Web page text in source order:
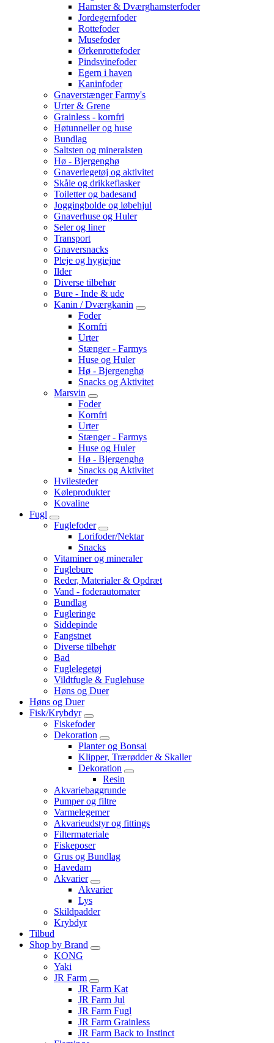
Hamster & Dværghamsterfoder
Jordegernfoder
Rottefoder
Musefoder
Ørkenrottefoder
Pindsvinefoder
Egern i haven
Kaninfoder
Gnaverstænger Farmy's
Urter & Grene
Grainless - kornfri
Høtunneller og huse
Bundlag
Saltsten og mineralsten
Hø - Bjergenghø
Gnaverlegetøj og aktivitet
Skåle og drikkeflasker
Toiletter og badesand
Joggingbolde og løbehjul
Gnaverhuse og Huler
Seler og liner
Transport
Gnaversnacks
Pleje og hygiejne
Ilder
Diverse tilbehør
Bure - Inde & ude
Kanin / Dværgkanin
Foder
Kornfri
Urter
Stænger - Farmys
Huse og Huler
Hø - Bjergenghø
Snacks og Aktivitet
Marsvin
Foder
Kornfri
Urter
Stænger - Farmys
Huse og Huler
Hø - Bjergenghø
Snacks og Aktivitet
Hvilesteder
Køleprodukter
Kovaline
Fugl
Fuglefoder
Lorifoder/Nektar
Snacks
Vitaminer og mineraler
Fuglebure
Reder, Materialer & Opdræt
Vand - foderautomater
Bundlag
Fugleringe
Siddepinde
Fangstnet
Diverse tilbehør
Bad
Fuglelegetøj
Vildtfugle & Fuglehuse
Høns og Duer
Høns og Duer
Fisk/Krybdyr
Fiskefoder
Dekoration
Planter og Bonsai
Klipper, Trærødder & Skaller
Dekoration
Resin
Akvariebaggrunde
Pumper og filtre
Varmelegemer
Akvarieudstyr og fittings
Filtermateriale
Fiskeposer
Grus og Bundlag
Havedam
Akvarier
Akvarier
Lys
Skildpadder
Krybdyr
Tilbud
Shop by Brand
KONG
Yaki
JR Farm
JR Farm Kat
JR Farm Jul
JR Farm Fugl
JR Farm Grainless
JR Farm Back to Instinct